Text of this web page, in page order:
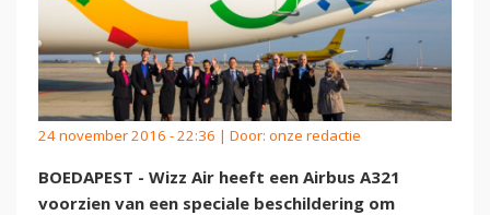
24 november 2016 - 22:36 | Door: onze redactie
BOEDAPEST - Wizz Air heeft een Airbus A321
voorzien van een speciale beschildering om